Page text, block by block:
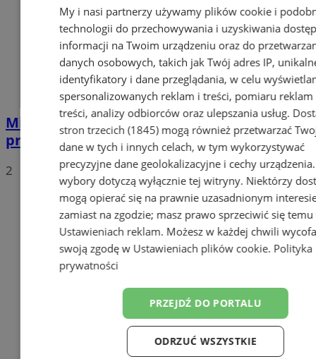
Miasto kontra KPR Ruch Chorzów –
prezydent przedstawia swoją perspektywę
2
My i nasi partnerzy używamy plików cookie i
technologii do przechowywania i uzyskiwania
informacji na Twoim urządzeniu oraz do
danych osobowych, takich jak Twój adres IP,
identyfikatory i dane przeglądania, w celu
spersonalizowanych reklam i treści, pomiaru reklam
treści, analizy odbiorców oraz ulepszania usług.
stron trzecich (1845)mogą również przetwarzać
dane w tych i innych celach, w tym wykorzystywać
precyzyjne dane geolokalizacyjne i cechy
wybory dotyczą wyłącznie tej witryny. Niektórzy
mogą opierać się na prawnie uzasadnionym
zamiast na zgodzie; masz prawo sprzeciwić się temu
Ustawieniach reklam. Możesz w każdej chwili
swoją zgodę w Ustawieniach plików cookie. Polityka
prywatności
PRZEJDŹ DO PORTALU
ODRZUĆ WSZYSTKIE